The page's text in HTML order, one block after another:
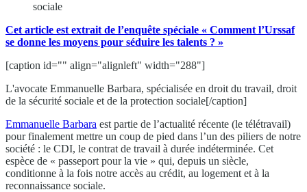
sociale
Cet article est extrait de l’enquête spéciale « Comment l’Urssaf
se donne les moyens pour séduire les talents ? »
[caption id="" align="alignleft" width="288"]
L'avocate Emmanuelle Barbara, spécialisée en droit du travail, droit
de la sécurité sociale et de la protection sociale[/caption]
Emmanuelle Barbara est partie de l’actualité récente (le télétravail)
pour finalement mettre un coup de pied dans l’un des piliers de notre
société : le CDI, le contrat de travail à durée indéterminée. Cet
espèce de « passeport pour la vie » qui, depuis un siècle,
conditionne à la fois notre accès au crédit, au logement et à la
reconnaissance sociale.